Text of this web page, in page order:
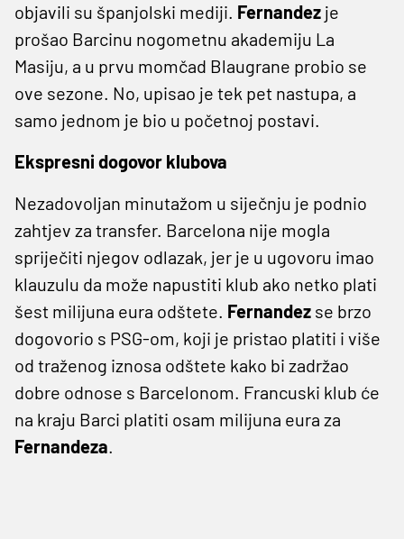
objavili su španjolski mediji. Fernandez je
prošao Barcinu nogometnu akademiju La
Masiju, a u prvu momčad Blaugrane probio se
ove sezone. No, upisao je tek pet nastupa, a
samo jednom je bio u početnoj postavi.
Ekspresni dogovor klubova
Nezadovoljan minutažom u siječnju je podnio
zahtjev za transfer. Barcelona nije mogla
spriječiti njegov odlazak, jer je u ugovoru imao
klauzulu da može napustiti klub ako netko plati
šest milijuna eura odštete. Fernandez se brzo
dogovorio s PSG-om, koji je pristao platiti i više
od traženog iznosa odštete kako bi zadržao
dobre odnose s Barcelonom. Francuski klub će
na kraju Barci platiti osam milijuna eura za
Fernandeza.